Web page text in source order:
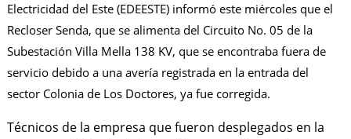
Electricidad del Este (EDEESTE) informó este miércoles que el
Recloser Senda, que se alimenta del Circuito No. 05 de la
Subestación Villa Mella 138 KV, que se encontraba fuera de
servicio debido a una avería registrada en la entrada del
sector Colonia de Los Doctores, ya fue corregida.
Técnicos de la empresa que fueron desplegados en la